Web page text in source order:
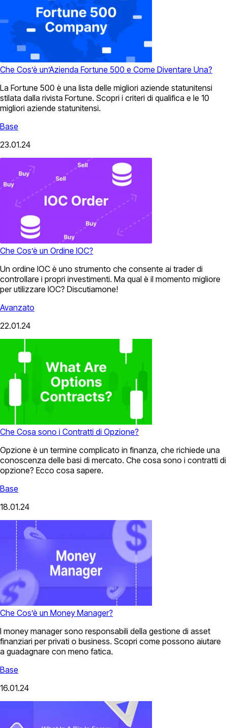
Che Cos’è un’Azienda Fortune 500 e Come Diventare Una?
La Fortune 500 è una lista delle migliori aziende statunitensi
stilata dalla rivista Fortune. Scopri i criteri di qualifica e le 10
migliori aziende statunitensi.
Base
23.01.24
Che Cos’è un Ordine IOC?
Un ordine IOC è uno strumento che consente ai trader di
controllare i propri investimenti. Ma qual è il momento migliore
per utilizzare IOC? Discutiamone!
Avanzato
22.01.24
Che Cosa sono i Contratti di Opzione?
Opzione è un termine complicato in finanza, che richiede una
conoscenza delle basi di mercato. Che cosa sono i contratti di
opzione? Ecco cosa sapere.
Base
18.01.24
Che Cos’è un Money Manager?
I money manager sono responsabili della gestione di asset
finanziari per privati o business. Scopri come possono aiutare
a guadagnare con meno fatica.
Base
16.01.24